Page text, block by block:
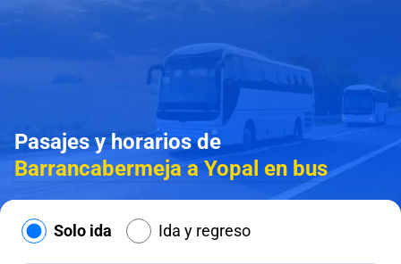
Pasajes y horarios de
Barrancabermeja a Yopal en bus
Solo ida Ida y regreso